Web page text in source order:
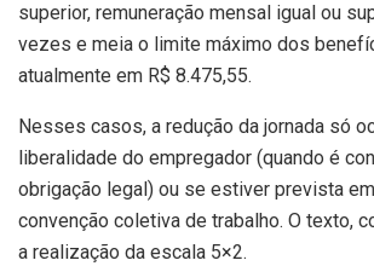
superior, remuneração mensal igual ou
vezes e meia o limite máximo dos
atualmente em R$ 8.475,55.
Nesses casos, a redução da jornada só
liberalidade do empregador (quando é
obrigação legal) ou se estiver prevista
convenção coletiva de trabalho. O texto,
a realização da escala 5×2.